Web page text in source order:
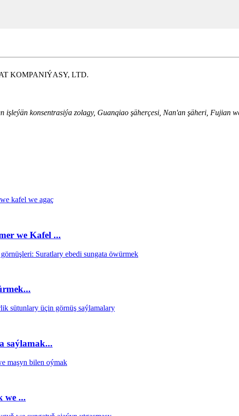
KOMPANIÝASY, LTD.
işleýän konsentrasiýa zolagy, Guanqiao şäherçesi, Nan'an şäheri, Fujian
we Kafel ...
saýlamak...
we ...